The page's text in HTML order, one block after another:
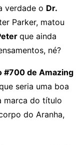
verdade o Dr.
Parker, matou
que ainda
né?
#700 de Amazing
seria uma boa
marca do título
do Aranha,